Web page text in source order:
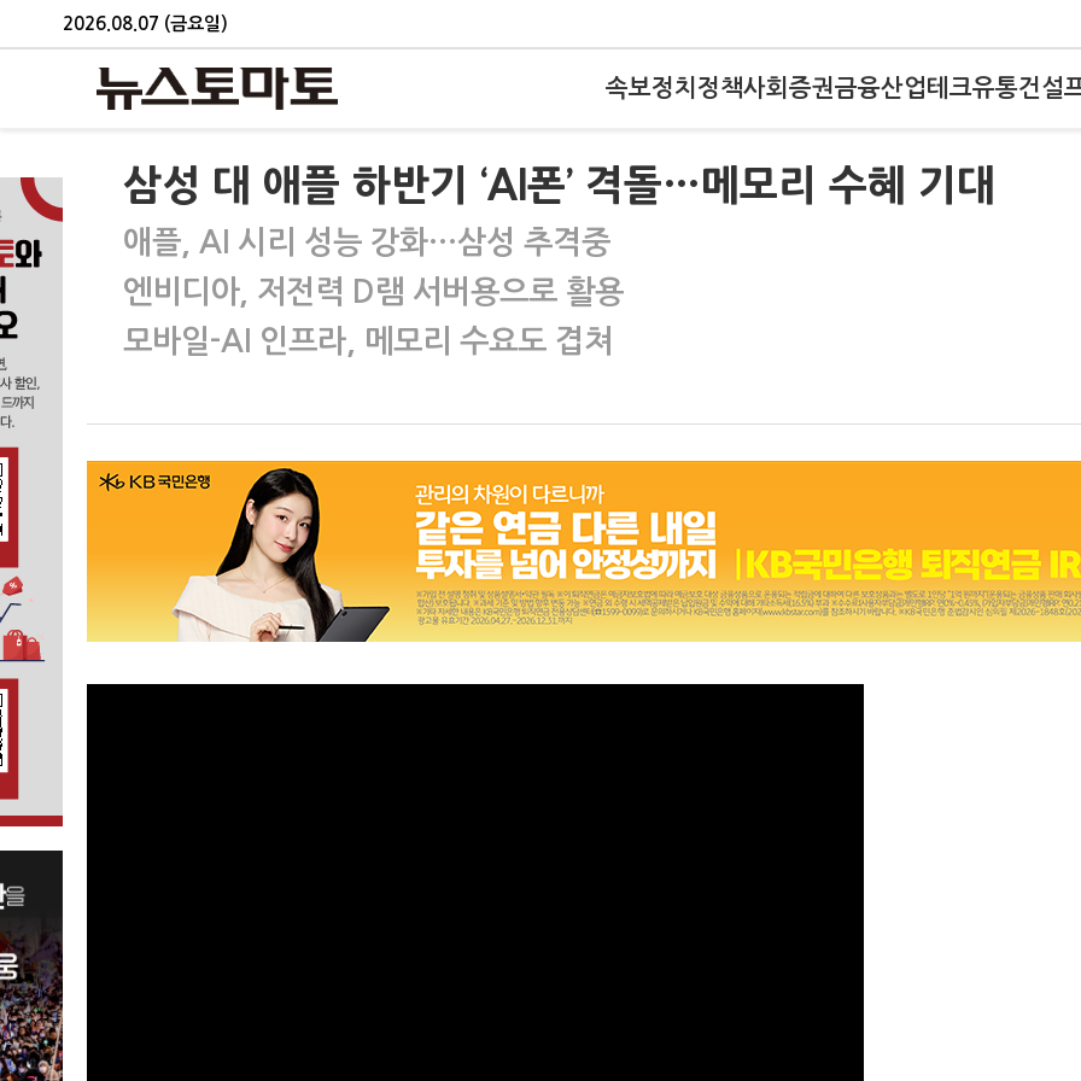
2026.08.07 (금요일)
속보정치 정책사회 증권금융산업테크유통건설
삼성 대 애플 하반기 ‘AI폰’ 격돌…메모리 수혜 기대
애플, AI 시리 성능 강화…삼성 추격중
엔비디아, 저전력 D램 서버용으로 활용
모바일-AI 인프라, 메모리 수요도 겹쳐